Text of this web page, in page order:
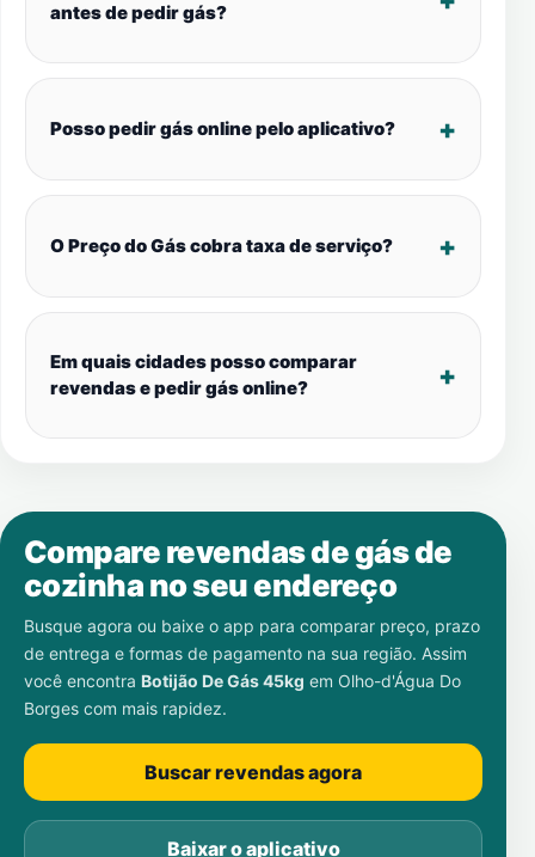
antes de pedir gás?
Posso pedir gás online pelo aplicativo?
O Preço do Gás cobra taxa de serviço?
Em quais cidades posso comparar
revendas e pedir gás online?
Compare revendas de gás de
cozinha no seu endereço
Busque agora ou baixe o app para comparar preço, prazo
de entrega e formas de pagamento na sua região. Assim
você encontra Botijão De Gás 45kg em Olho-d'Água Do
Borges com mais rapidez.
Buscar revendas agora
Baixar o aplicativo